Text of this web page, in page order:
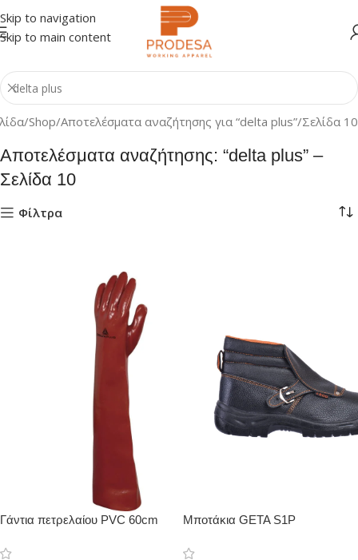
Skip to navigation
Skip to main content
Shop Αποτελέσματα αναζήτησης για “delta plus” Σελίδα 10
Αποτελέσματα αναζήτησης: “delta plus” –
Σελίδα 10
Φίλτρα
Γάντια πετρελαίου PVC 60cm Μποτάκια GETA S1P